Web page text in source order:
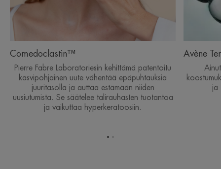
Comedoclastin™
Pierre Fabre Laboratoriesin kehittämä patentoitu
kasvipohjainen uute vähentää epäpuhtauksia
juuritasolla ja auttaa estämään niiden
uusiutumista. Se säätelee talirauhasten tuotantoa
ja vaikuttaa hyperkeratoosiin.
Avène
ja